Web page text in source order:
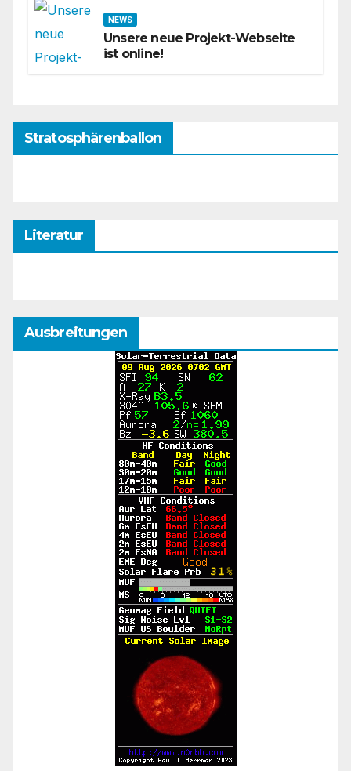
NEWS
Unsere neue Projekt-Webseite
ist online!
Stratosphärenballon
Literatur
Ausbreitungen